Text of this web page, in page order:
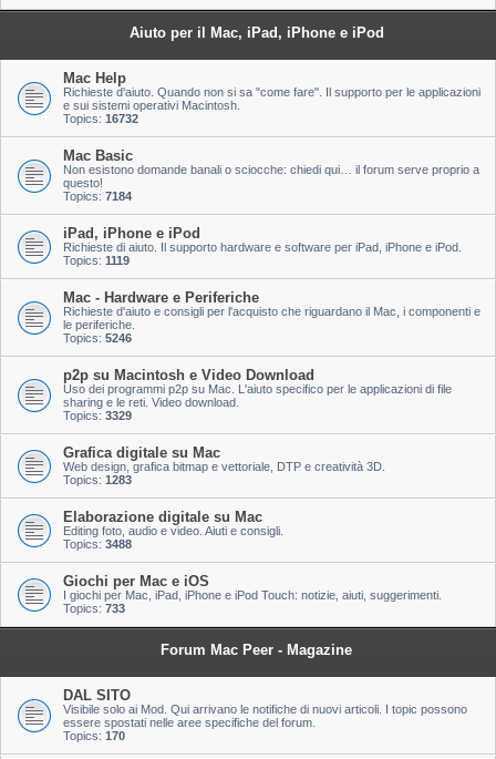
Aiuto per il Mac, iPad, iPhone e iPod
Mac Help
Richieste d'aiuto. Quando non si sa "come fare". Il supporto per le applicazioni
e sui sistemi operativi Macintosh.
Topics: 16732
Mac Basic
Non esistono domande banali o sciocche: chiedi qui… il forum serve proprio a
questo!
Topics: 7184
iPad, iPhone e iPod
Richieste di aiuto. Il supporto hardware e software per iPad, iPhone e iPod.
Topics: 1119
Mac - Hardware e Periferiche
Richieste d'aiuto e consigli per l'acquisto che riguardano il Mac, i componenti e
le periferiche.
Topics: 5246
p2p su Macintosh e Video Download
Uso dei programmi p2p su Mac. L'aiuto specifico per le applicazioni di file
sharing e le reti. Video download.
Topics: 3329
Grafica digitale su Mac
Web design, grafica bitmap e vettoriale, DTP e creatività 3D.
Topics: 1283
Elaborazione digitale su Mac
Editing foto, audio e video. Aiuti e consigli.
Topics: 3488
Giochi per Mac e iOS
I giochi per Mac, iPad, iPhone e iPod Touch: notizie, aiuti, suggerimenti.
Topics: 733
Forum Mac Peer - Magazine
DAL SITO
Visibile solo ai Mod. Qui arrivano le notifiche di nuovi articoli. I topic possono
essere spostati nelle aree specifiche del forum.
Topics: 170